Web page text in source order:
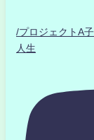
/プロジェクトA
人生